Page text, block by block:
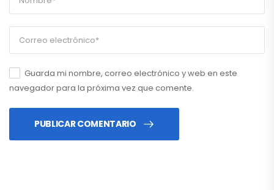
Guarda mi nombre, correo electrónico y web en este
navegador para la próxima vez que comente.
PUBLICAR COMENTARIO